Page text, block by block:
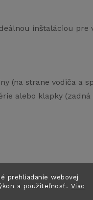
prehliadanie webovej
a použiteľnosť. Viac
inštaláciou pre
(na strane vodiča a
alebo klapky (zadná